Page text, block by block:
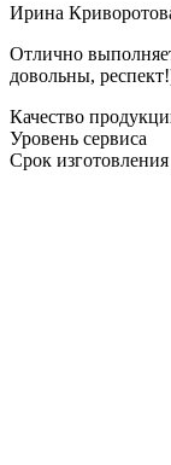
Ирина
Отлично
довольны,
Качество
Уровень сервиса
Срок изготовления